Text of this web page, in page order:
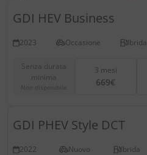
GDI HEV Business
2023 Occasione Ibrida
Senza durata
minima
Non disponibile
3 mesi
669€
GDI PHEV Style DCT
2022 Nuovo Ibrida